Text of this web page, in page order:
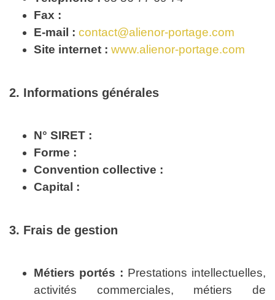
Fax :
E-mail : contact@alienor-portage.com
Site internet : www.alienor-portage.com
2. Informations générales
N° SIRET :
Forme :
Convention collective :
Capital :
3. Frais de gestion
Métiers portés : Prestations intellectuelles,
activités commerciales, métiers de